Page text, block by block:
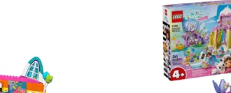
pro děti od 4 let
Prozkoumejte barevnou
Pandy Ťapka a kamarádi
vodopádu na donutech a
přes dortové kopce a
Odhalte jiskřivá tajemství
kočička sedí...